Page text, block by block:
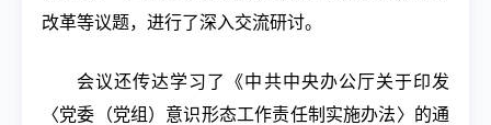
改革等议题，进行了深入交流研讨。
会议还传达学习了《中共中央办公厅关于印发
〈党委（党组）意识形态工作责任制实施办法〉的通